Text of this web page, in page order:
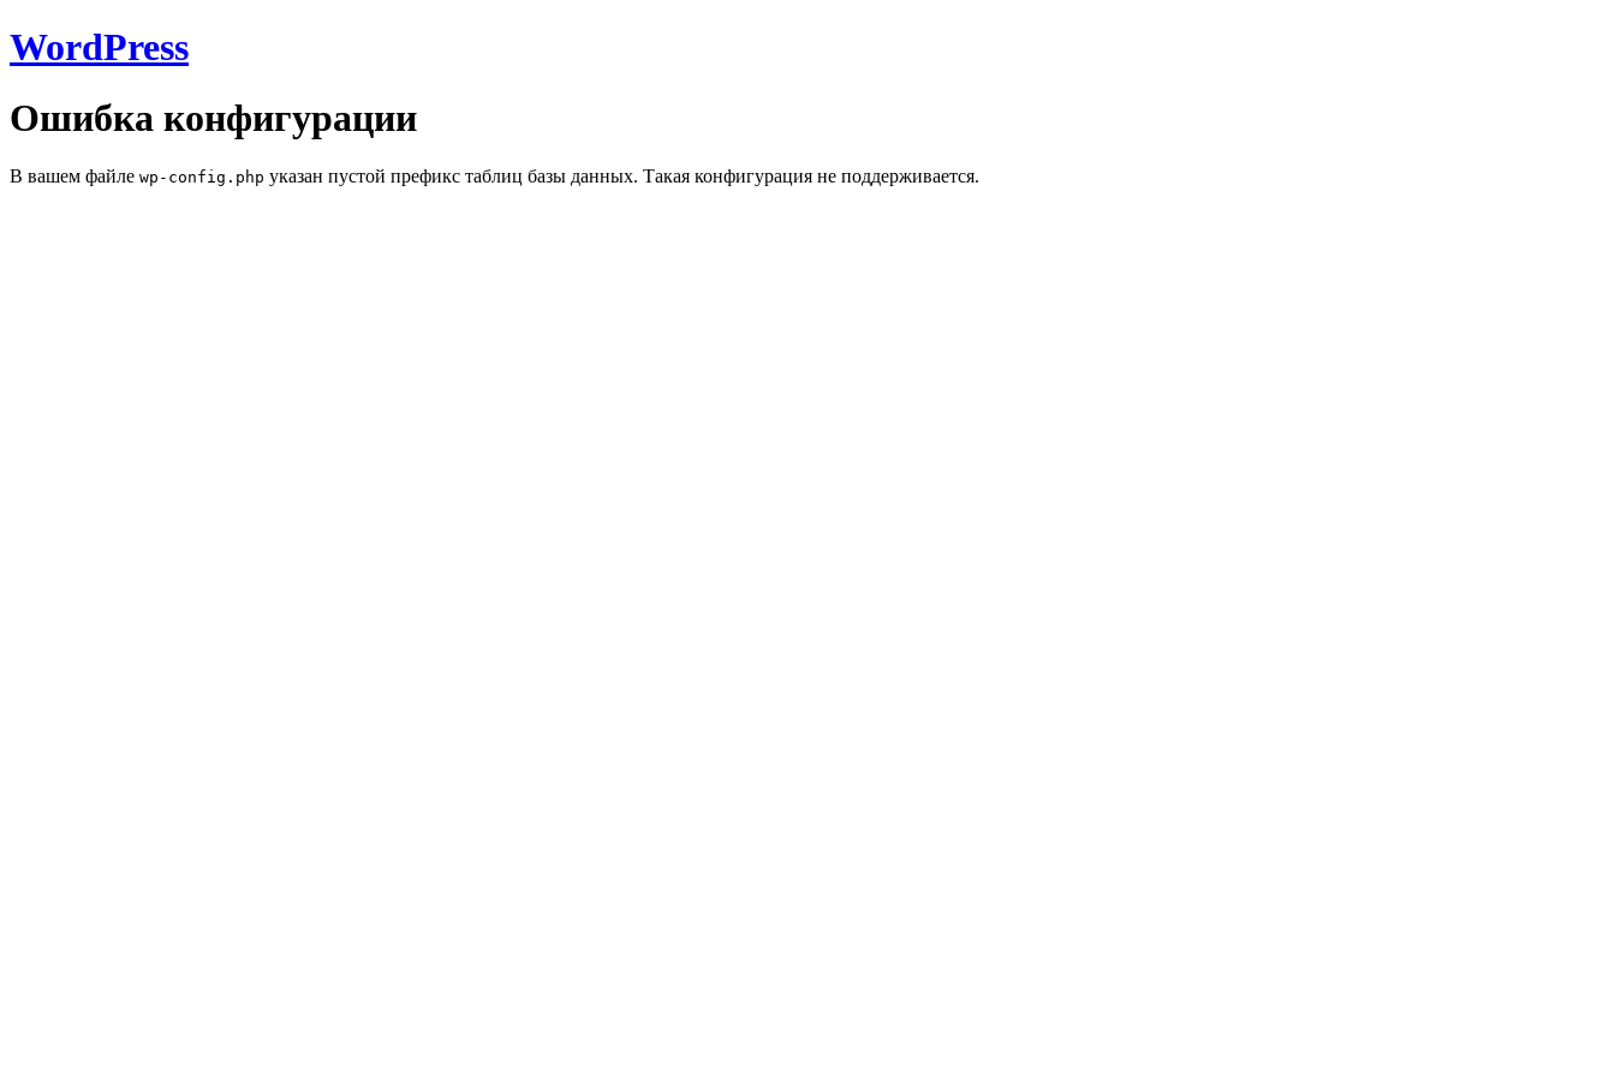
WordPress
Ошибка конфигурации
В вашем файле wp-config.php указан пустой префикс таблиц базы данных. Такая конфигурация не поддерживается.